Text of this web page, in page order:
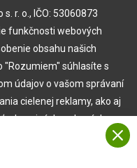
r. o., IČO: 53060873
funkčnosti webových
obsahu našich
"Rozumiem" súhlasíte s
údajov o vašom správaní
cielenej reklamy, ako aj
na iných webových